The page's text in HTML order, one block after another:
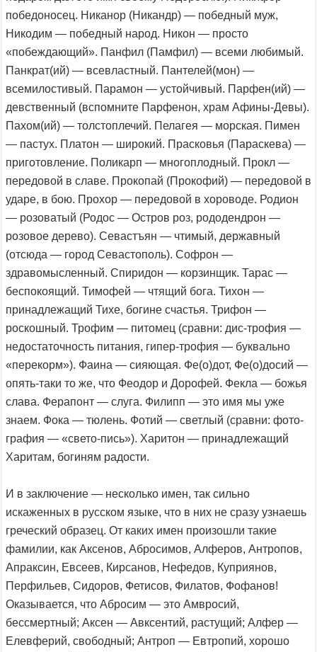
победоносец. Никанор (Никандр) — победный муж,
Никодим — победный народ. Никон — просто
«побеждающий». Панфил (Памфил) — всеми любимый.
Панкрат(ий) — всевластный. Пантелей(мон) —
всемилостивый. Парамон — устойчивый. Парфен(ий) —
девственный (вспомните Парфенон, храм Афины-Девы).
Пахом(ий) — толстоплечий. Пелагея — морская. Пимен
— пастух. Платон — широкий. Прасковья (Параскева) —
приготовление. Поликарп — многоплодный. Прокл —
передовой в славе. Прокопай (Прокофий) — передовой в
ударе, в бою. Прохор — передовой в хороводе. Родион
— розоватый (Родос — Остров роз, рододендрон —
розовое дерево). Севастъян — чтимый, державный
(отсюда — город Севастополь). Софрон —
здравомысленный. Спиридон — корзинщик. Тарас —
беспокоящий. Тимофей — чтящий бога. Тихон —
принадлежащий Тихе, богине счастья. Трифон —
роскошный. Трофим — питомец (сравни: дис-трофия —
недостаточность питания, гипер-трофия — буквально
«перекорм»). Фаина — сияющая. Фе(о)дот, Фе(о)досий —
опять-таки то же, что Феодор и Дорофей. Фекла — божья
слава. Ферапонт — слуга. Филипп — это имя мы уже
знаем. Фока — тюлень. Фотий — светлый (сравни: фото-
графия — «свето-пись»). Харитон — принадлежащий
Харитам, богиням радости.
И в заключение — несколько имен, так сильно
искаженных в русском языке, что в них не сразу узнаешь
греческий образец. От каких имен произошли такие
фамилии, как Аксенов, Абросимов, Алферов, Антропов,
Апраксин, Евсеев, Кирсанов, Нефедов, Куприянов,
Перфильев, Сидоров, Фетисов, Филатов, Фофанов!
Оказывается, что Абросим — это Амвросий,
бессмертный; Аксен — Авксентий, растущий; Алфер —
Елевферий, свободный; Антроп — Евтропий, хорошо